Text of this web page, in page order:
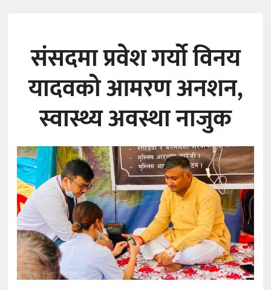
संसदमा प्रवेश गर्यो विनय
यादवको आमरण अनशन,
स्वास्थ्य अवस्था नाजुक